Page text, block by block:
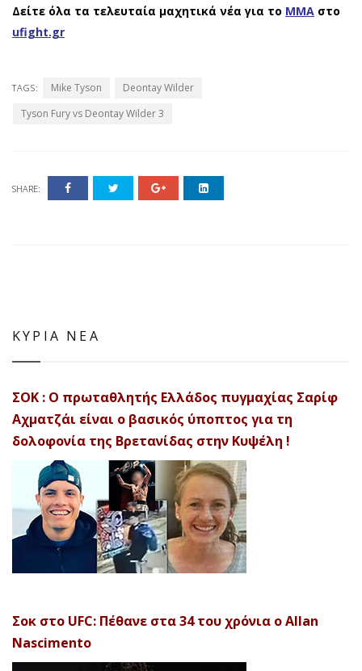
Δείτε όλα τα τελευταία μαχητικά νέα για το ΜΜΑ στο
ufight.gr
TAGS: Mike Tyson
Deontay Wilder
Tyson Fury vs Deontay Wilder 3
SHARE:
ΚΥΡΙΑ ΝΕΑ
ΣΟΚ : Ο πρωταθλητής Ελλάδος πυγμαχίας Σαρίφ
Αχματζάι είναι ο βασικός ύποπτος για τη
δολοφονία της Βρετανίδας στην Κυψέλη !
Σοκ στο UFC: Πέθανε στα 34 του χρόνια ο Allan
Nascimento